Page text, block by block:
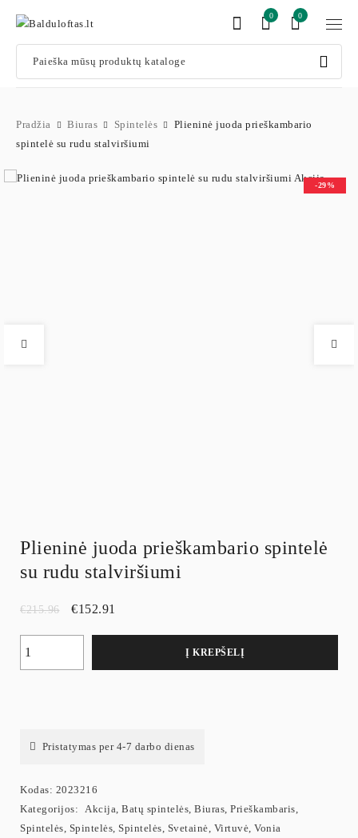
0
0
Pradžia Biuras Spintelės
Plieninė juoda prieškambario
spintelė su rudu stalviršiumi
-29%
Plieninė juoda prieškambario spintelė
su rudu stalviršiumi
€215.96 €152.91
Į KREPŠELĮ
Pristatymas per 4-7 darbo dienas
Kodas: 2023216
Kategorijos: Akcija, Batų spintelės, Biuras, Prieškambaris,
Spintelės, Spintelės, Spintelės, Svetainė, Virtuvė, Vonia